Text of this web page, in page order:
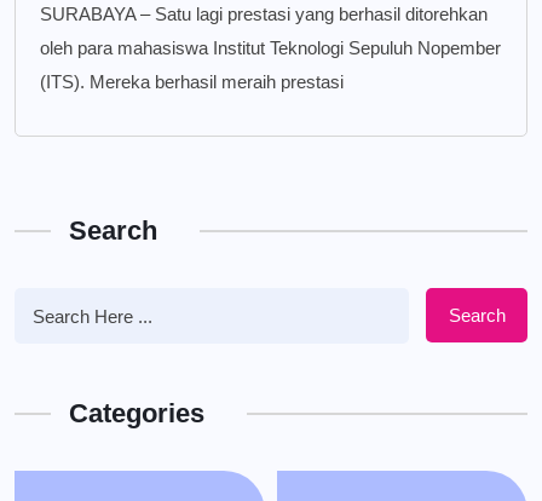
SURABAYA – Satu lagi prestasi yang berhasil ditorehkan
oleh para mahasiswa Institut Teknologi Sepuluh Nopember
(ITS). Mereka berhasil meraih prestasi
Search
Search
Categories